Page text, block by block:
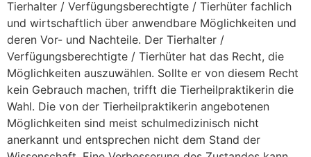
Tierhalter / Verfügungsberechtigte / Tierhüter fachlich
und wirtschaftlich über anwendbare Möglichkeiten und
deren Vor- und Nachteile. Der Tierhalter /
Verfügungsberechtigte / Tierhüter hat das Recht, die
Möglichkeiten auszuwählen. Sollte er von diesem Recht
kein Gebrauch machen, trifft die Tierheilpraktikerin die
Wahl. Die von der Tierheilpraktikerin angebotenen
Möglichkeiten sind meist schulmedizinisch nicht
anerkannt und entsprechen nicht dem Stand der